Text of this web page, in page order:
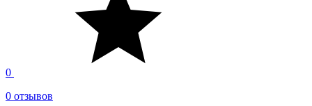
0
0 отзывов